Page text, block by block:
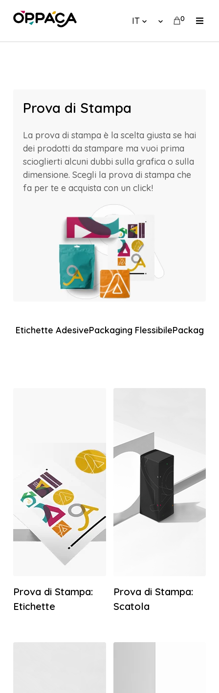
IT 0
Prova di Stampa
La prova di stampa è la scelta giusta se hai
dei prodotti da stampare ma vuoi prima
scioglierti alcuni dubbi sulla grafica o sulla
dimensione. Scegli la prova di stampa che
fa per te e acquista con un click!
Etichette AdesivePackaging Flessibile
Prova di Stampa:
Etichette
Prova di Stampa:
Scatola